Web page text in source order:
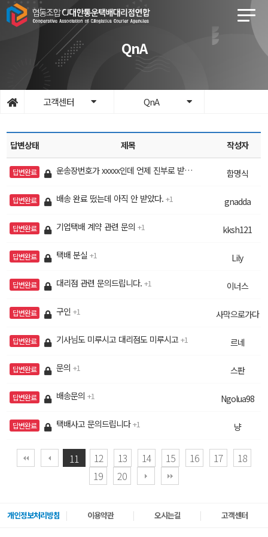
QnA
고객센터 QnA
답변상태 제목 작성자
답변완료 운송장번호가 xxxxx인데 언제 진부로 받을수있을까요?? 1
함명식
답변완료 배송 완료 떴는데 아직 안 받았다. 1 gnadda
답변완료 기업택배 계약 관련 문의 1 kksh121
답변완료 택배 분실 1 Lily
답변완료 대리점 관련 문의드립니다. 1 이너스
답변완료 구인 1 사막으로가다
답변완료 기사님도 미루시고 대리점도 미루시고 1 르네
답변완료 문의 1 스판
답변완료 배송문의 1 Ngolua98
답변완료 택배사고 문의드립니다 1 냥
11 12 13 14 15 16 17
18
19
20
개인정보처리방침 이용약관 오시는길 고객센터